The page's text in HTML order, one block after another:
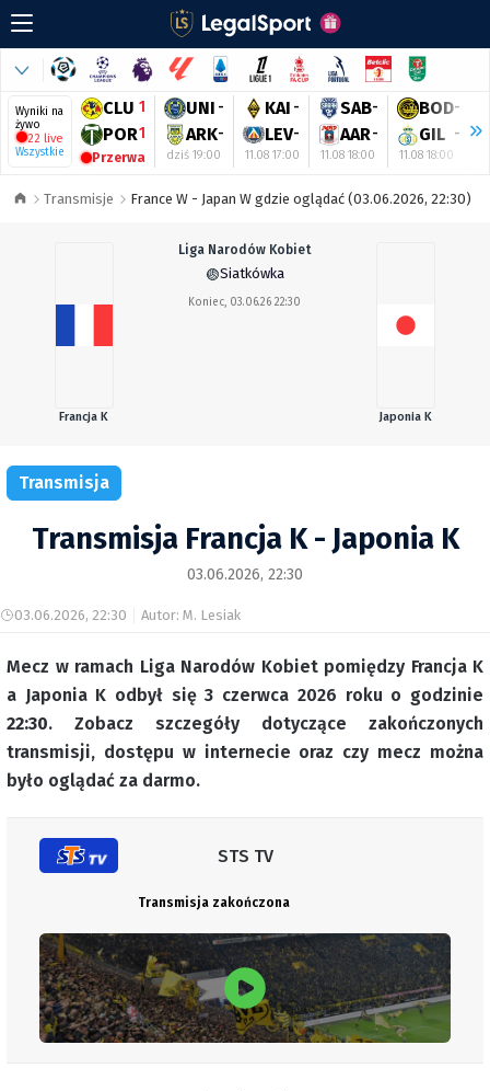
Wyniki na
żywo
22 live
Wszystkie
CLU 1
POR1
Przerwa
UNI -
ARK-
dziś 19:00
KAI -
LEV-
11.08 17:00
SAB-
AAR-
11.08 18:00
BOD-
GIL -
11.08 18:00
Transmisje France W - Japan W gdzie oglądać (03.06.2026, 22:30)
Francja K
Liga Narodów Kobiet
Siatkówka
Koniec, 03.06.26 22:30
Japonia K
Transmisja
Transmisja Francja K - Japonia K
03.06.2026, 22:30
03.06.2026, 22:30 Autor: M. Lesiak
Mecz w ramach Liga Narodów Kobiet pomiędzy Francja K
a Japonia K odbył się 3 czerwca 2026 roku o godzinie
22:30. Zobacz szczegóły dotyczące zakończonych
transmisji, dostępu w internecie oraz czy mecz można
było oglądać za darmo.
STS TV
Transmisja zakończona